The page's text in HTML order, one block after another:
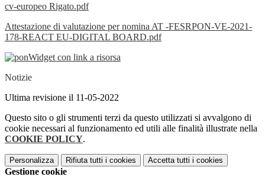
cv-europeo Rigato.pdf
Attestazione di valutazione per nomina AT -FESRPON-VE-2021-
178-REACT EU-DIGITAL BOARD.pdf
Widget con link a risorsa
Notizie
Ultima revisione il 11-05-2022
Questo sito o gli strumenti terzi da questo utilizzati si avvalgono di
cookie necessari al funzionamento ed utili alle finalità illustrate nella
COOKIE POLICY.
Personalizza Rifiuta tutti i cookies Accetta tutti i cookies
Gestione cookie